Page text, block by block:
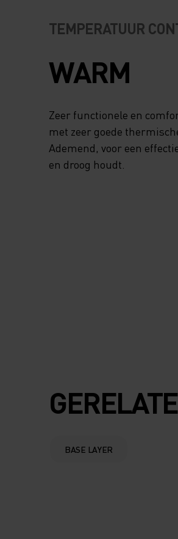
TEMPERATUUR
WARM
Zeer functionele en
met zeer goede
Ademend, voor een
en droog houdt.
BASE LAYER